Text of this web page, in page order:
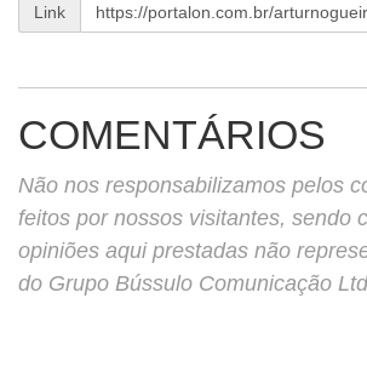
Link
COMENTÁRIOS
Não nos responsabilizamos pelos
feitos por nossos visitantes, sendo
opiniões aqui prestadas não
do Grupo Bússulo Comunicação